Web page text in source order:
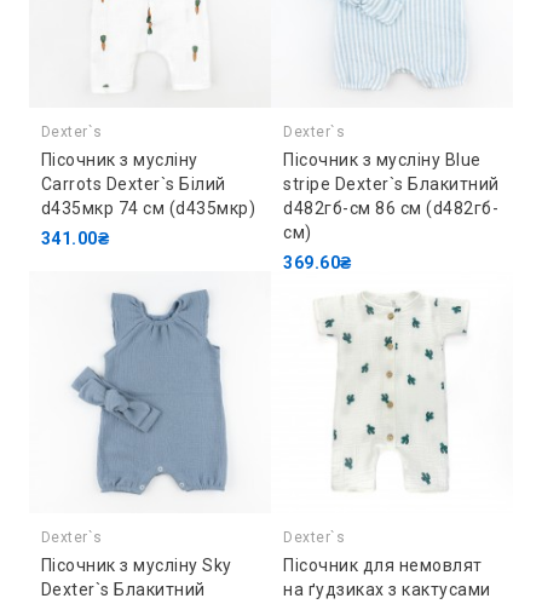
Dexter`s
Пісочник з мусліну
Carrots Dexter`s Білий
d435мкр 74 см (d435мкр)
341.00₴
Dexter`s
Пісочник з мусліну Blue
stripe Dexter`s Блакитний
d482гб-см 86 см (d482гб-
см)
369.60₴
Dexter`s
Пісочник з мусліну Sky
Dexter`s Блакитний
Dexter`s
Пісочник для немовлят
на ґудзиках з кактусами